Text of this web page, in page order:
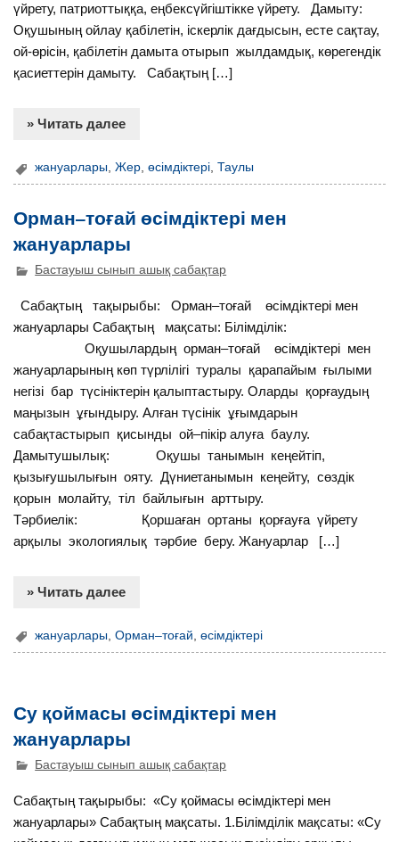
үйрету, патриоттыққа, еңбексүйгіштікке үйрету. Дамыту:
Оқушының ойлау қабілетін, іскерлік дағдысын, есте сақтау,
ой-өрісін, қабілетін дамыта отырып жылдамдық, көрегендік
қасиеттерін дамыту. Сабақтың […]
» Читать далее
жануарлары,Жер,өсімдіктері,Таулы
Орман–тоғай өсімдіктері мен
жануарлары
Бастауыш сынып ашық сабақтар
Сабақтың тақырыбы: Орман–тоғай өсімдіктері мен
жануарлары Сабақтың мақсаты: Білімділік:
Оқушылардың орман–тоғай өсімдіктері мен
жануарларының көп түрлілігі туралы қарапайым ғылыми
негізі бар түсініктерін қалыптастыру. Оларды қорғаудың
маңызын ұғындыру. Алған түсінік ұғымдарын
сабақтастырып қисынды ой–пікір алуға баулу.
Дамытушылық: Оқушы танымын кеңейтіп,
қызығушылығын ояту. Дүниетанымын кеңейту, сөздік
қорын молайту, тіл байлығын арттыру.
Тәрбиелік: Қоршаған ортаны қорғауға үйрету
арқылы экологиялық тәрбие беру. Жануарлар […]
» Читать далее
жануарлары,Орман–тоғай,өсімдіктері
Су қоймасы өсімдіктері мен
жануарлары
Бастауыш сынып ашық сабақтар
Сабақтың тақырыбы: «Су қоймасы өсімдіктері мен
жануарлары» Сабақтың мақсаты. 1.Білімділік мақсаты: «Су